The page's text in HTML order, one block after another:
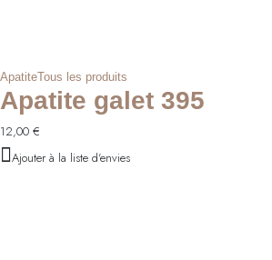
ApatiteTous les produits
Apatite galet 395
12,00 €
Ajouter à la liste d'envies